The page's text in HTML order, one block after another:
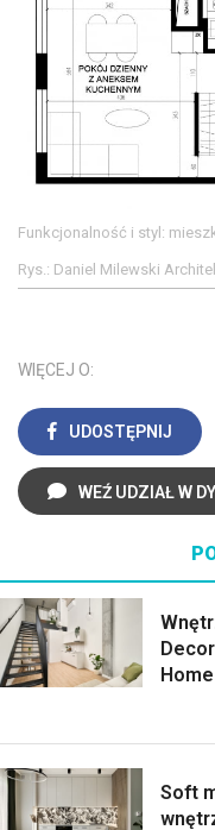
Funkcjonalność i styl:
Rys.: Daniel Milewski
WIĘCEJ O:
UDOSTĘPNIJ
WEŹ UDZIAŁ W
Home
Soft